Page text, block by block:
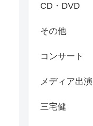
CD・DVD
その他
コンサート
メディア出演
三宅健